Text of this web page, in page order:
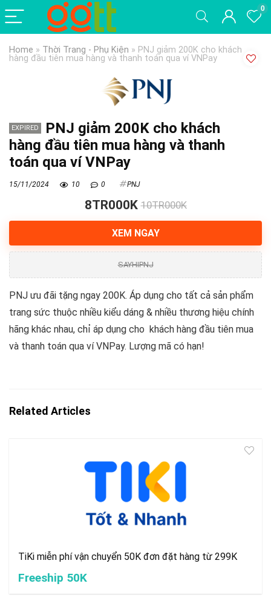
0
Home » Thời Trang - Phụ Kiện » PNJ giảm 200K cho khách
hàng đầu tiên mua hàng và thanh toán qua ví VNPay
EXPIRED
PNJ giảm 200K cho khách
hàng đầu tiên mua hàng và thanh
toán qua ví VNPay
15/11/2024 10 0 PNJ
8TR000K 10TR000K
XEM NGAY
SAYHIPNJ
PNJ ưu đãi tặng ngay 200K. Áp dụng cho tất cả sản phẩm
trang sức thuộc nhiều kiểu dáng & nhiều thương hiệu chính
hãng khác nhau, chỉ áp dụng cho khách hàng đầu tiên mua
và thanh toán qua ví VNPay. Lượng mã có hạn!
Related Articles
TiKi miễn phí vận chuyển 50K đơn đặt hàng từ 299K
Freeship 50K